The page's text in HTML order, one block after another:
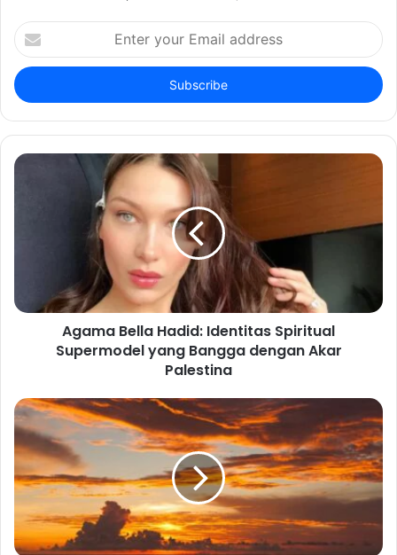
Enter
your
Email
address
Agama Bella Hadid: Identitas Spiritual
Supermodel yang Bangga dengan Akar
Palestina